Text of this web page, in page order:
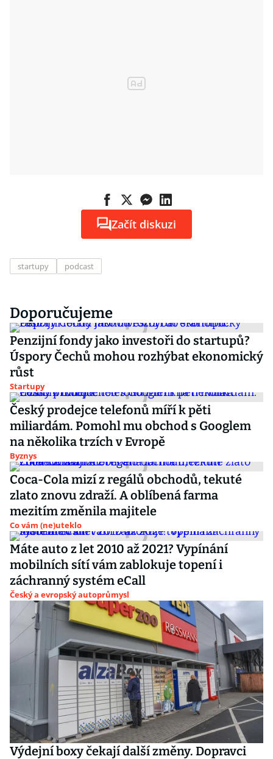
Začít diskuzi
startupy podcast
Doporučujeme
Penzijní fondy jako investoři do startupů?
Úspory Čechů mohou rozhýbat ekonomický
růst
Startupy
Český prodejce telefonů míří k pěti
miliardám. Pomohl mu obchod s Googlem
na několika trzích v Evropě
Byznys
Coca-Cola mizí z regálů obchodů, tekuté
zlato znovu zdraží. A oblíbená farma
mezitím změnila majitele
Co vám (ne)uteklo
Máte auto z let 2010 až 2021? Vypínání
mobilních sítí vám zablokuje topení i
záchranný systém eCall
Český a evropský autoprůmysl
Výdejní boxy čekají další změny. Dopravci